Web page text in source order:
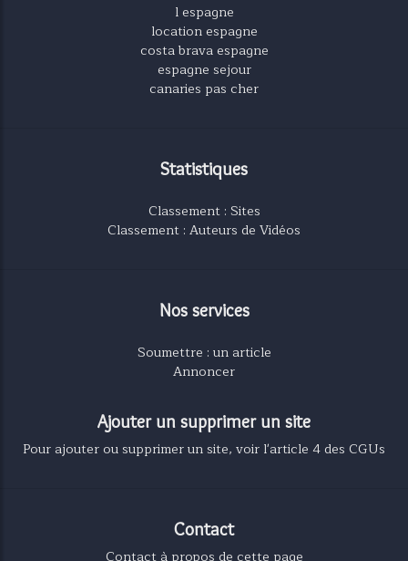
l espagne
location espagne
costa brava espagne
espagne sejour
canaries pas cher
Statistiques
Classement : Sites
Classement : Auteurs de Vidéos
Nos services
Soumettre : un article
Annoncer
Ajouter un supprimer un site
Pour ajouter ou supprimer un site, voir l'article 4 des CGUs
Contact
Contact à propos de cette page